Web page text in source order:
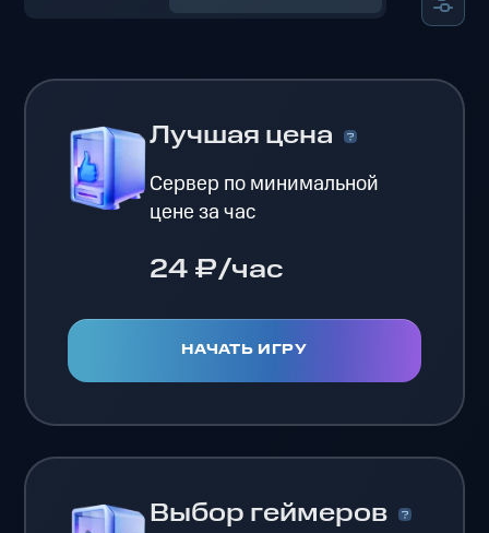
Лучшая цена
Сервер по минимальной
цене за час
24 ₽/час
НАЧАТЬ ИГРУ
Выбор геймеров